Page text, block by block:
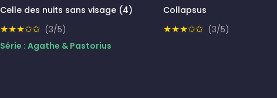
Celle des nuits sans visage (4)
★★★✩✩ (3/5)
Série : Agathe & Pastorius
Collapsus
★★★✩✩ (3/5)